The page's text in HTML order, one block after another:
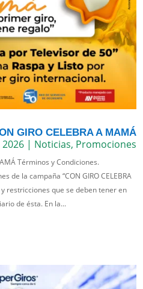
GIRO CELEBRA A MAMÁ
2026| Noticias, Promociones
Términos y Condiciones.
de la campaña “CON GIRO CELEBRA
restricciones que se deben tener en
de ésta. En la...